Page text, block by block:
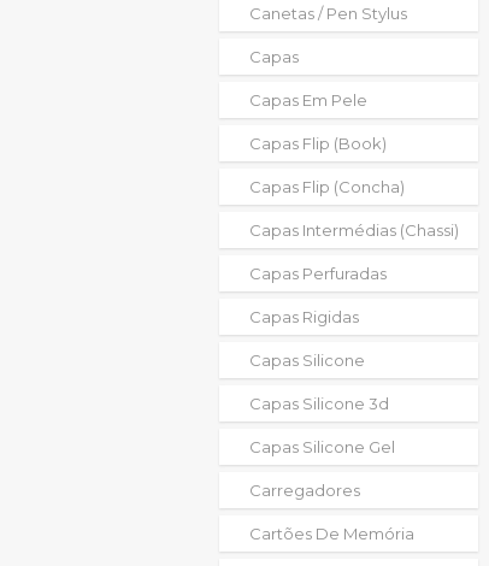
Canetas / Pen Stylus
Capas
Capas Em Pele
Capas Flip (book)
Capas Flip (concha)
Capas Intermédias (chassi)
Capas Perfuradas
Capas Rigidas
Capas Silicone
Capas Silicone 3d
Capas Silicone Gel
Carregadores
Cartões De Memória